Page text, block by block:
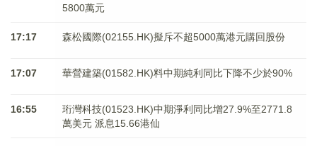
5800萬元
17:17 森松國際(02155.HK)擬斥不超5000萬港元購回股份
17:07 華營建築(01582.HK)料中期純利同比下降不少於90%
16:55
珩灣科技(01523.HK)中期淨利同比增27.9%至2771.8
萬美元 派息15.66港仙